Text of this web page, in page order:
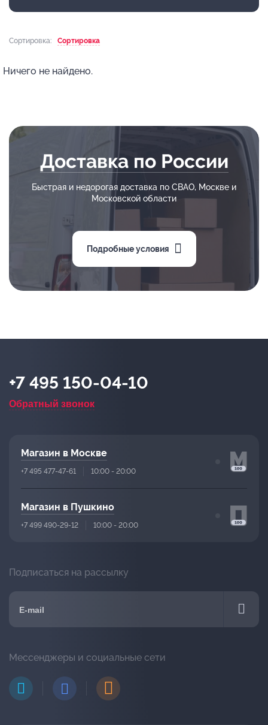
Сортировка: Сортировка
Ничего не найдено.
Доставка по России
Быстрая и недорогая доставка по СВАО, Москве и
Московской области
Подробные условия
+7 495 150-04-10
Обратный звонок
Магазин в Москве
+7 495 477-47-61 10:00 - 20:00
Магазин в Пушкино
+7 499 490-29-12 10:00 - 20:00
Подписаться на рассылку
Мессенджеры и социальные сети